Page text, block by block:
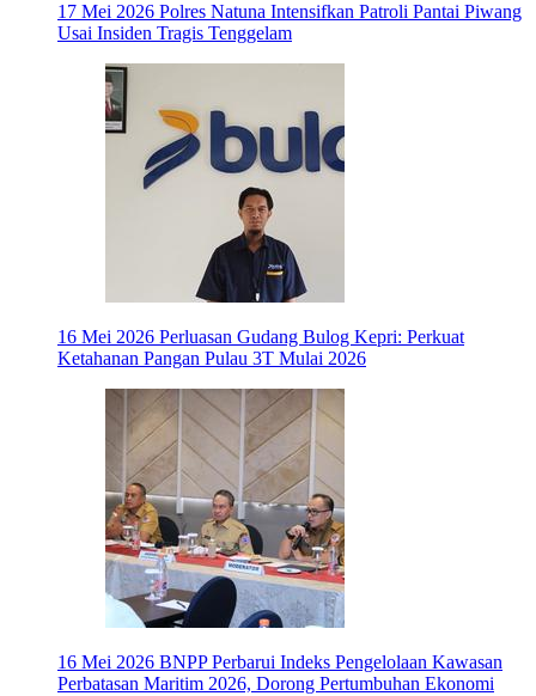
17 Mei 2026 Polres Natuna Intensifkan Patroli Pantai Piwang
Usai Insiden Tragis Tenggelam
16 Mei 2026 Perluasan Gudang Bulog Kepri: Perkuat
Ketahanan Pangan Pulau 3T Mulai 2026
16 Mei 2026 BNPP Perbarui Indeks Pengelolaan Kawasan
Perbatasan Maritim 2026, Dorong Pertumbuhan Ekonomi